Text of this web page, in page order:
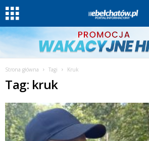
Strona główna Tagi Kruk
Tag: kruk